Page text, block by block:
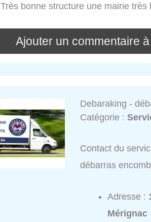
Très bonne structure une mairie très
Ajouter un commentaire
Debaraking -
Catégorie :
Contact du
débarras
Adresse :
Mérignac